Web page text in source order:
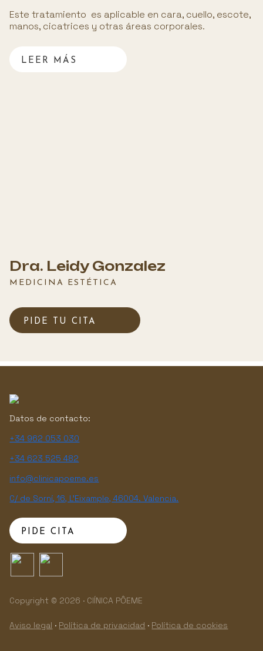
Este tratamiento es aplicable en cara, cuello, escote,
manos, cicatrices y otras áreas corporales.
LEER MÁS
Dra. Leidy Gonzalez
MEDICINA ESTÉTICA
PIDE TU CITA
Datos de contacto:
+34 962 053 030
+34 623 525 482
info@clinicapoeme.es
C/ de Sorní, 16, L'Eixample, 46004. Valencia.
PIDE CITA
Copyright © 2026 · ClÍNICA PÔEME
Aviso legal · Política de privacidad · Política de cookies